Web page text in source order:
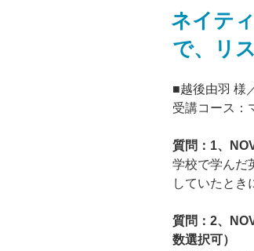
ネイテ
で、リ
■越後由羽 様
受講コース：
質問：1、
学校で学んだ
していたとき
質問：2、
数選択可）